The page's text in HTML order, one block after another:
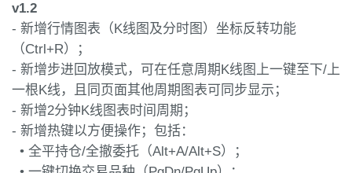
v1.2
- 新增行情图表（K线图及分时图）坐标反转功能
（Ctrl+R）；
- 新增步进回放模式，可在任意周期K线图上一键至下/上
一根K线，且同页面其他周期图表可同步显示；
- 新增2分钟K线图表时间周期；
- 新增热键以方便操作；包括：
• 全平持仓/全撤委托（Alt+A/Alt+S）；